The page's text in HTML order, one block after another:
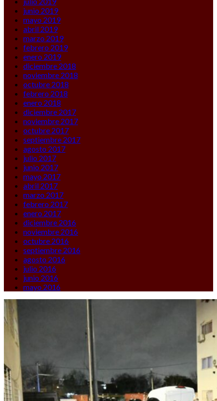
junio 2019
mayo 2019
abril 2019
marzo 2019
febrero 2019
enero 2019
diciembre 2018
noviembre 2018
octubre 2018
febrero 2018
enero 2018
diciembre 2017
noviembre 2017
octubre 2017
septiembre 2017
agosto 2017
julio 2017
junio 2017
mayo 2017
abril 2017
marzo 2017
febrero 2017
enero 2017
diciembre 2016
noviembre 2016
octubre 2016
septiembre 2016
agosto 2016
julio 2016
junio 2016
mayo 2016